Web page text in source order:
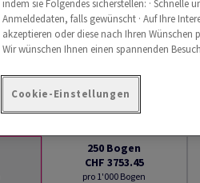
250 Bogen
CHF 3753.45
pro 1'000 Bogen
indem sie Folgendes sicherstellen: · Schnelle
Anmeldedaten, falls gewünscht · Auf Ihre
akzeptieren oder diese nach Ihren Wünschen
Wir wünschen Ihnen einen spannenden
Cookie-Einstellungen